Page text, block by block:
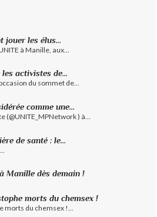
jouer les élus...
à Manille, aux...
activistes de...
du sommet de...
comme une...
) à...
de santé : le...
Manille dès demain !
morts du chemsex !
du chemsex !...